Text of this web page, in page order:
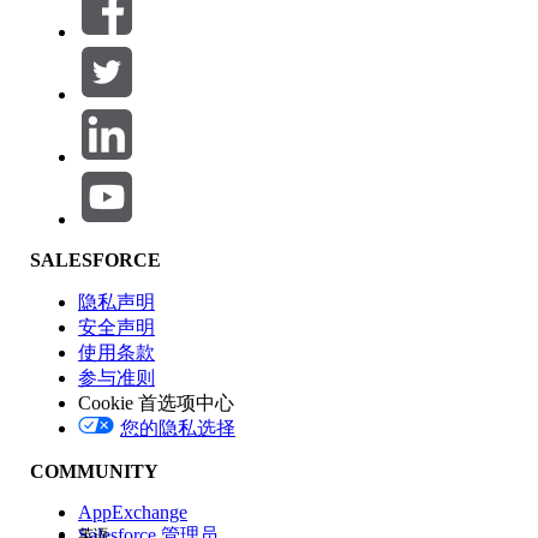
筛选器 (0)
选择筛选器
产品区域
功能影响
版本
SALESFORCE
隐私声明
安全声明
使用条款
参与准则
Cookie 首选项中心
您的隐私选择
COMMUNITY
AppExchange